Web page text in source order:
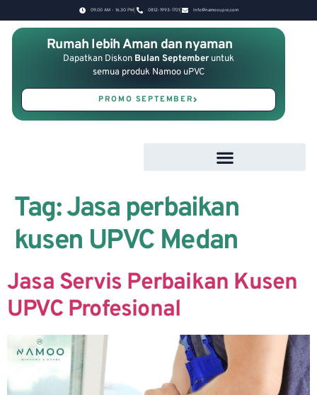
09.00 AM - 16.30 PM 0812-1993-1701 Info@namooupvc.com
Rumah lebih Aman dan nyaman
Dapatkan Diskon Bulan September untuk
semua produk Namoo uPVC
PROMO SEPTEMBER
Tag:Jasa perbaikan
kusen UPVC Medan
Jasa Servis Perbaikan Kusen
UPVC Profesional